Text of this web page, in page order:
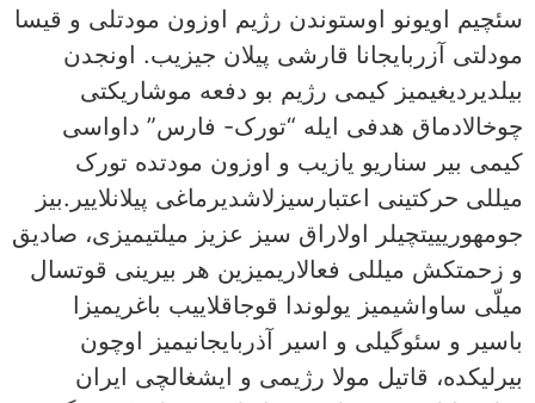
سئچیم اویونو اوستوندن رژیم اوزون مودتلی و قیسا
مودلتی آزربایجانا قارشی پیلان جیزیب. اونجدن
بیلدیردیغیمیز کیمی رژیم بو دفعه موشاریکتی
چوخالادماق هدفی ایله “تورک- فارس” داواسی
کیمی بیر سناريو یازیب و اوزون مودتده تورک
میللی حرکتینی اعتبارسیزلاشدیرماغی پیلانلاییر.بیز
جومهوریییتچیلر اولاراق سیز عزیز میلتیمیزی، صادیق
و زحمتکش میللی فعالاریمیزین هر بیرینی قوتسال
میلّی ساواشیمیز یولوندا قوجاقلاییب باغریمیزا
باسیر و سئوگیلی و اسیر آذربایجانیمیز اوچون
بیرلیکده، قاتیل مولا رژیمی و ایشغالچی ایران